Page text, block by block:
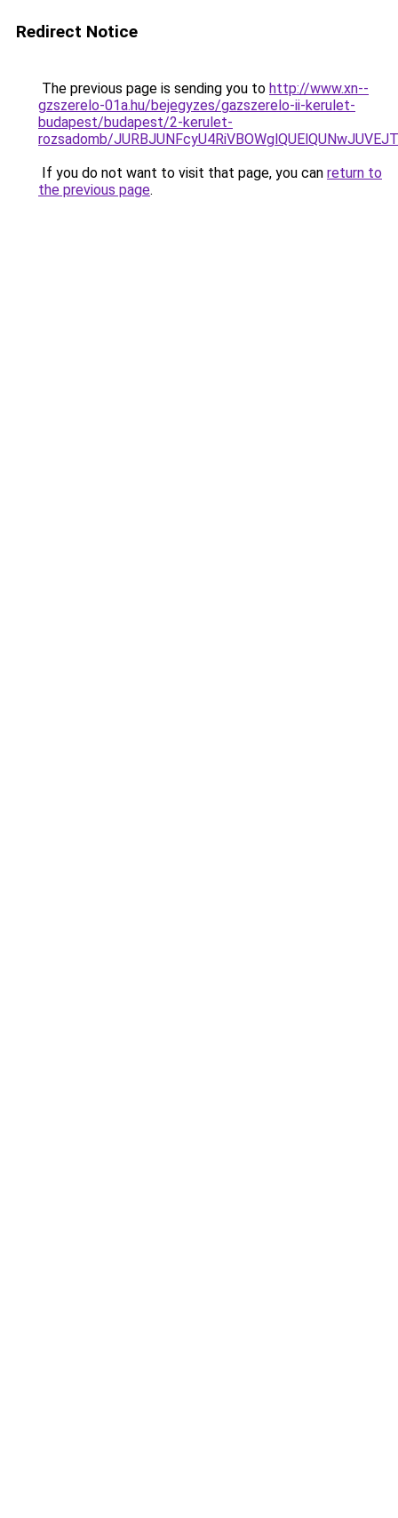
Redirect Notice
The previous page is sending you to http://www.xn--
gzszerelo-01a.hu/bejegyzes/gazszerelo-ii-kerulet-
budapest/budapest/2-kerulet-
rozsadomb/
If you do not want to visit that page, you can return to
the previous page.